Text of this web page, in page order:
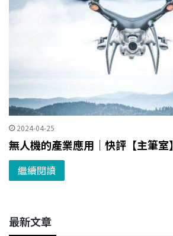
2024-04-25
無人機的產業應用｜快評【主筆室】
繼續閱讀
最新文章